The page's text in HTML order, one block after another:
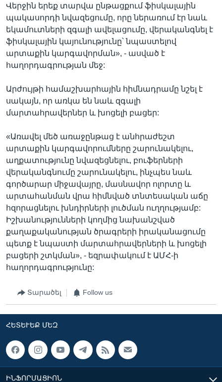
Վերջին երեք տարվա ընթացքում ֆիսկալային
պակասորդի նվազեցումը, որը ներառում էր նաև
եկամուտների զգալի ավելացումը, վերականգնել է
ֆիսկալային կայունությունը՝ նպաստելով
արտաքին կարգավորման», - ասված է
հաղորդագրության մեջ:
Արժույթի համաշխարհային հիմնադրամը նշել է
սակայն, որ առկա են նաև զգալի
մարտահրավերներ և խոցելի բացեր:
«Առավել մեծ առաջընթաց է անհրաժեշտ
արտաքին կարգավորումները շարունակելու,
աղքատությունը նվազեցնելու, բուֆերների
վերականգնումը շարունակելու, ինչպես նաև
գործարար միջավայրը, մասնավոր ոլորտը և
արտահանման վրա հիմնված տնտեսական աճը
հզորացնելու խնդիրների լուծման ուղղությամբ:
Իշխանությունների կողմից նախանշված
քաղաքականության ծրագրերի իրականացումը
պետք է նպաստի մարտահրավերների և խոցելի
բացերի շտկման», - եզրափակում է ԱՄՀ-ի
հաղորդագրությունը:
Տարածել Follow us
ՀԵՏԵՒԵՔ ՄԵԶ
ԻՆՖՈՐՄԱՑԻՈՆ